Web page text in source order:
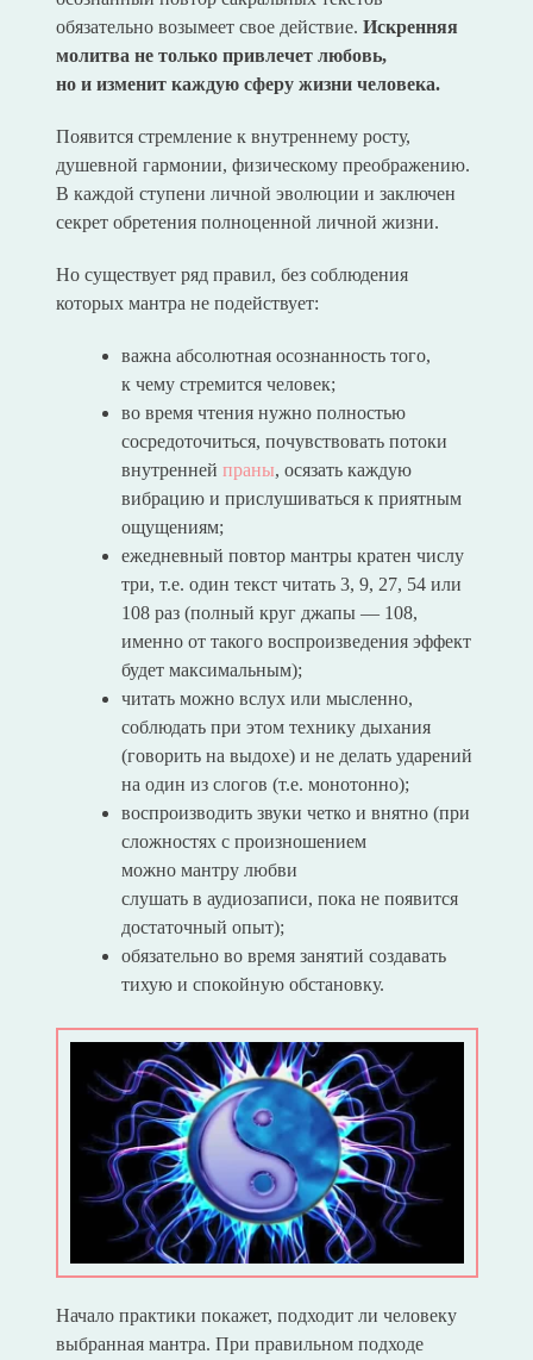
обязательно возымеет свое действие. Искренняя
молитва не только привлечет любовь,
но и изменит каждую сферу жизни человека.
Появится стремление к внутреннему росту,
душевной гармонии, физическому преображению.
В каждой ступени личной эволюции и заключен
секрет обретения полноценной личной жизни.
Но существует ряд правил, без соблюдения
которых мантра не подействует:
важна абсолютная осознанность того,
к чему стремится человек;
во время чтения нужно полностью
сосредоточиться, почувствовать потоки
внутренней праны, осязать каждую
вибрацию и прислушиваться к приятным
ощущениям;
ежедневный повтор мантры кратен числу
три, т.е. один текст читать 3, 9, 27, 54 или
108 раз (полный круг джапы — 108,
именно от такого воспроизведения эффект
будет максимальным);
читать можно вслух или мысленно,
соблюдать при этом технику дыхания
(говорить на выдохе) и не делать ударений
на один из слогов (т.е. монотонно);
воспроизводить звуки четко и внятно (при
сложностях с произношением
можно мантру любви
слушать в аудиозаписи, пока не появится
достаточный опыт);
обязательно во время занятий создавать
тихую и спокойную обстановку.
Начало практики покажет, подходит ли человеку
выбранная мантра. При правильном подходе